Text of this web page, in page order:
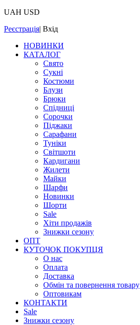
UAH USD
Реєстрація| Вхід
НОВИНКИ
КАТАЛОГ
Свято
Сукні
Костюми
Блузи
Брюки
Спідниці
Сорочки
Піджаки
Сарафани
Туніки
Світшоти
Кардигани
Жилети
Майки
Шарфи
Новинки
Шорти
Sale
Хіти продажів
Знижки сезону
ОПТ
КУТОЧОК ПОКУПЦЯ
О нас
Оплата
Доставка
Обмін та повернення товару
Оптовикам
КОНТАКТИ
Sale
Знижки сезону